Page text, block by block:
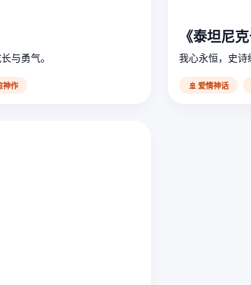
与勇气。
神作
《泰坦尼克
我心永恒，史诗
🚢 爱情神话